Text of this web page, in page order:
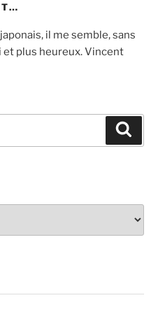
il me semble, sans
et plus heureux. Vincent